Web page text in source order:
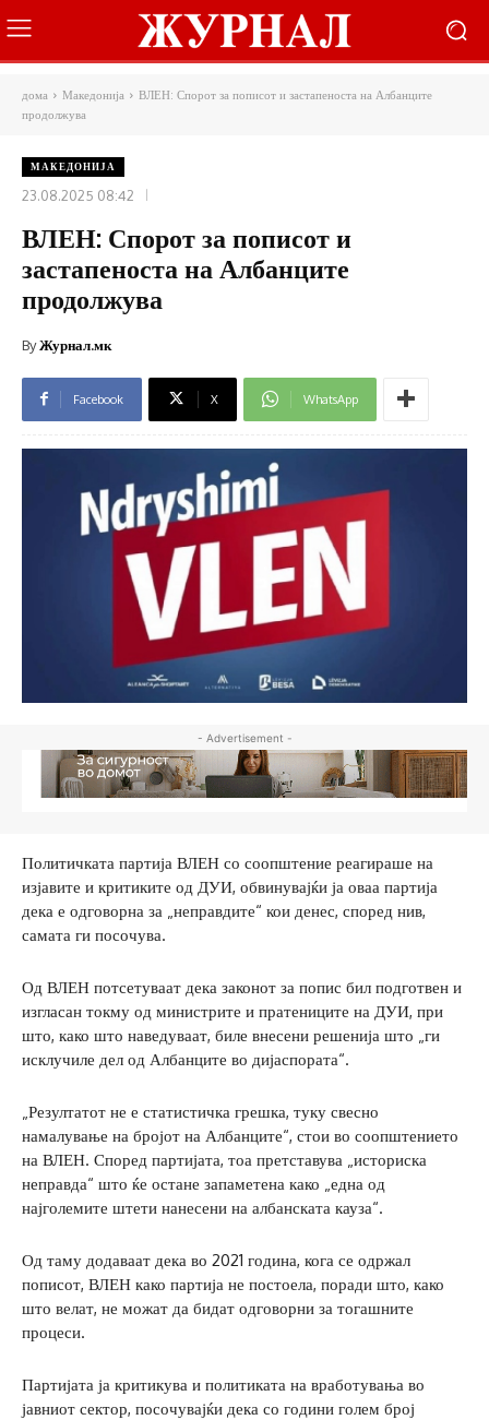
дома Македонија
ВЛЕН: Спорот за пописот и застапеноста на Албанците
продолжува
МАКЕДОНИЈА
23.08.2025 08:42
ВЛЕН: Спорот за пописот и
застапеноста на Албанците
продолжува
ByЖурнал.мк
Facebook X WhatsApp
- Advertisement -
Политичката партија ВЛЕН со соопштение реагираше на
изјавите и критиките од ДУИ, обвинувајќи ја оваа партија
дека е одговорна за „неправдите“ кои денес, според нив,
самата ги посочува.
Од ВЛЕН потсетуваат дека законот за попис бил подготвен и
изгласан токму од министрите и пратениците на ДУИ, при
што, како што наведуваат, биле внесени решенија што „ги
исклучиле дел од Албанците во дијаспората“.
„Резултатот не е статистичка грешка, туку свесно
намалување на бројот на Албанците“, стои во соопштението
на ВЛЕН. Според партијата, тоа претставува „историска
неправда“ што ќе остане запаметена како „една од
најголемите штети нанесени на албанската кауза“.
Од таму додаваат дека во 2021 година, кога се одржал
пописот, ВЛЕН како партија не постоела, поради што, како
што велат, не можат да бидат одговорни за тогашните
процеси.
Партијата ја критикува и политиката на вработувања во
јавниот сектор, посочувајќи дека со години голем број